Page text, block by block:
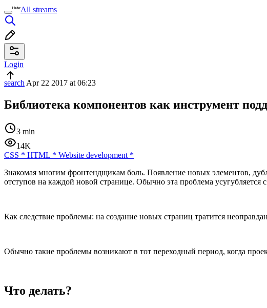
All streams
Login
search Apr 22 2017 at 06:23
Библиотека компонентов как инструмент
3 min
14K
CSS * HTML * Website development *
Знакомая многим фронтендщикам боль. Появление новых элементов,
отступов на каждой новой странице. Обычно эта проблема
Как следствие проблемы: на создание новых страниц тратится
Обычно такие проблемы возникают в тот переходный период, когда
Что делать?